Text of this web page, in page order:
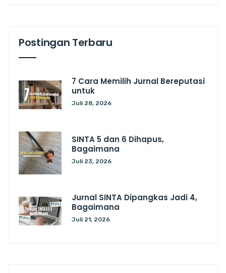
Postingan Terbaru
7 Cara Memilih Jurnal Bereputasi
untuk
Juli 28, 2026
SINTA 5 dan 6 Dihapus,
Bagaimana
Juli 23, 2026
Jurnal SINTA Dipangkas Jadi 4,
Bagaimana
Juli 21, 2026